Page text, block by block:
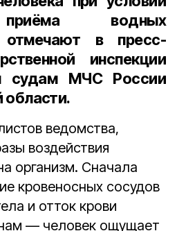
водных
в пресс-
инспекции
судам МЧС России
области.
ведомства,
воздействия
организм. Сначала
кровеносных сосудов
и отток крови
— человек ощущает